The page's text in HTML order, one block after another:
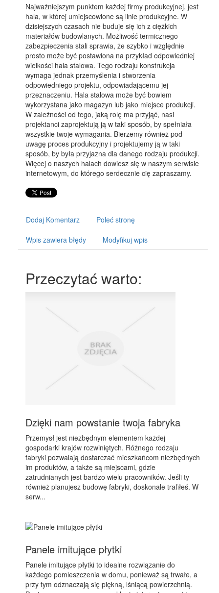
Najważniejszym punktem każdej firmy produkcyjnej, jest
hala, w której umiejscowione są linie produkcyjne. W
dzisiejszych czasach nie buduje się ich z ciężkich
materiałów budowlanych. Możliwość termicznego
zabezpieczenia stali sprawia, że szybko i względnie
prosto może być postawiona na przykład odpowiedniej
wielkości hala stalowa. Tego rodzaju konstrukcja
wymaga jednak przemyślenia i stworzenia
odpowiedniego projektu, odpowiadającemu jej
przeznaczeniu. Hala stalowa może być bowiem
wykorzystana jako magazyn lub jako miejsce produkcji.
W zależności od tego, jaką rolę ma przyjąć, nasi
projektanci zaprojektują ją w taki sposób, by spełniała
wszystkie twoje wymagania. Bierzemy również pod
uwagę proces produkcyjny i projektujemy ją w taki
sposób, by była przyjazna dla danego rodzaju produkcji.
Więcej o naszych halach dowiesz się w naszym serwisie
internetowym, do którego serdecznie cię zapraszamy.
Dodaj Komentarz Poleć stronę
Wpis zawiera błędy Modyfikuj wpis
Przeczytać warto:
Dzięki nam powstanie twoja fabryka
Przemysł jest niezbędnym elementem każdej
gospodarki krajów rozwiniętych. Różnego rodzaju
fabryki pozwalają dostarczać mieszkańcom niezbędnych
im produktów, a także są miejscami, gdzie
zatrudnianych jest bardzo wielu pracowników. Jeśli ty
również planujesz budowę fabryki, doskonale trafiłeś. W
serw...
Panele imitujące płytki
Panele imitujące płytki to idealne rozwiązanie do
każdego pomieszczenia w domu, ponieważ są trwałe, a
przy tym odznaczają się piękną, lśniącą powierzchnią.